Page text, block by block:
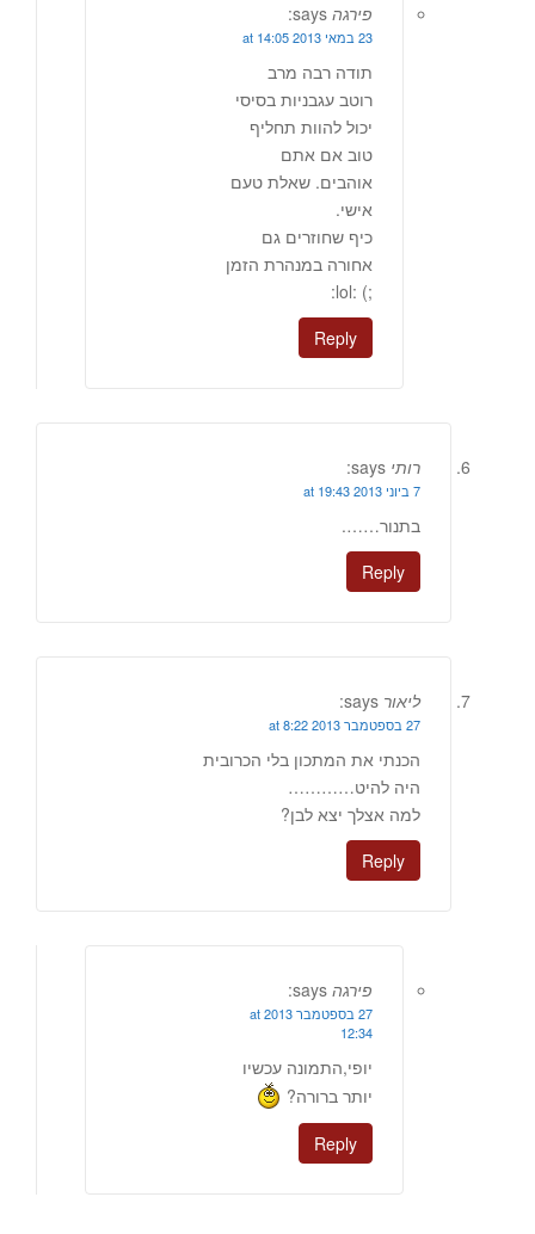
פירגה says:
23 במאי 2013 at 14:05
תודה רבה מרב
רוטב עגבניות בסיסי
יכול להוות תחליף
טוב אם אתם
אוהבים. שאלת טעם
אישי.
כיף שחוזרים גם
אחורה במנהרת הזמן
;) :lol:
Reply
רותי says:
7 ביוני 2013 at 19:43
בתנור…….
Reply
ליאור says:
27 בספטמבר 2013 at 8:22
הכנתי את המתכון בלי הכרובית
היה להיט…………
למה אצלך יצא לבן?
Reply
פירגה says:
27 בספטמבר 2013 at
12:34
יופי,התמונה עכשיו
יותר ברורה?
Reply